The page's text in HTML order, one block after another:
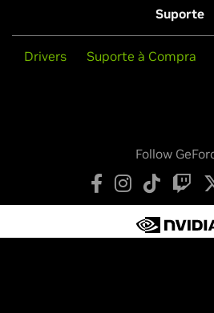
Suporte
Drivers Suporte à Compra
Follow